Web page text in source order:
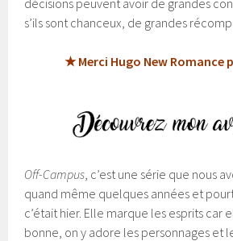
décisions peuvent avoir de grandes
s’ils sont chanceux, de grandes
★ Merci Hugo New Romance
Off-Campus , c’est une série que nous
quand même quelques années et
c’était hier. Elle marque les esprits car
bonne, on y adore les personnages et